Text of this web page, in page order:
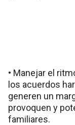
• Manejar el
los acuerdos
generen un
provoquen y
familiares.